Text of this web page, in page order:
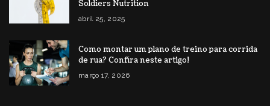
Soldiers Nutrition
abril 25, 2025
Como montar um plano de treino para corrida
de rua? Confira neste artigo!
março 17, 2026